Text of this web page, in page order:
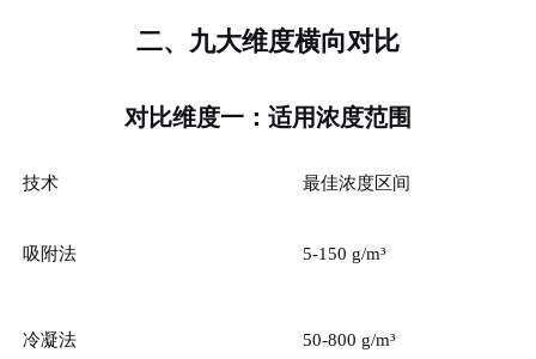
二、九大维度横向对比
对比维度一：适用浓度范围
技术 最佳浓度区间
吸附法 5-150 g/m³
冷凝法 50-800 g/m³